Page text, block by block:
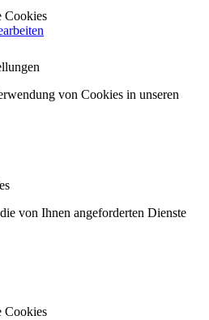
Cookies
von Cookies in unseren
von Ihnen angeforderten Dienste
Cookies